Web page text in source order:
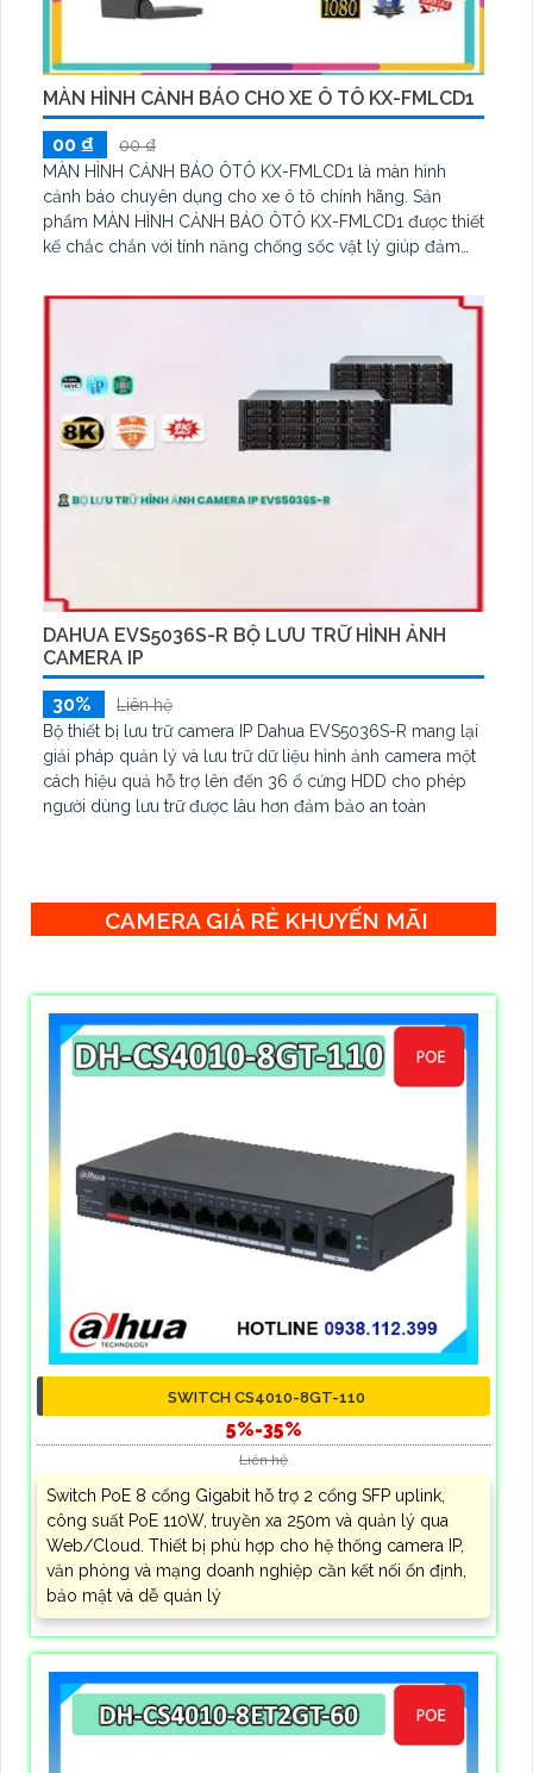
MÀN HÌNH CẢNH BÁO CHO XE Ô TÔ KX-FMLCD1
00 ₫
00 ₫
MÀN HÌNH CẢNH BÁO ÔTÔ KX-FMLCD1 là màn hình
cảnh báo chuyên dụng cho xe ô tô chính hãng. Sản
phẩm MÀN HÌNH CẢNH BÁO ÔTÔ KX-FMLCD1 được thiết
kế chắc chắn với tính năng chống sốc vật lý giúp đảm
bị công nghệ hồng ngoại SMD hiện đại, thiết bị KX-
DAHUA EVS5036S-R BỘ LƯU TRỮ HÌNH ẢNH
CAMERA IP
30%
Liên hệ
Bộ thiết bị lưu trữ camera IP Dahua EVS5036S-R mang lại
giải pháp quản lý và lưu trữ dữ liệu hình ảnh camera một
cách hiệu quả hỗ trợ lên đến 36 ổ cứng HDD cho phép
người dùng lưu trữ được lâu hơn đảm bảo an toàn
CAMERA GIÁ RẺ KHUYẾN MÃI
SWITCH CS4010-8GT-110
5%-35%
Liên hệ
Switch PoE 8 cổng Gigabit hỗ trợ 2 cổng SFP uplink,
công suất PoE 110W, truyền xa 250m và quản lý qua
Web/Cloud. Thiết bị phù hợp cho hệ thống camera IP,
văn phòng và mạng doanh nghiệp cần kết nối ổn định,
bảo mật và dễ quản lý